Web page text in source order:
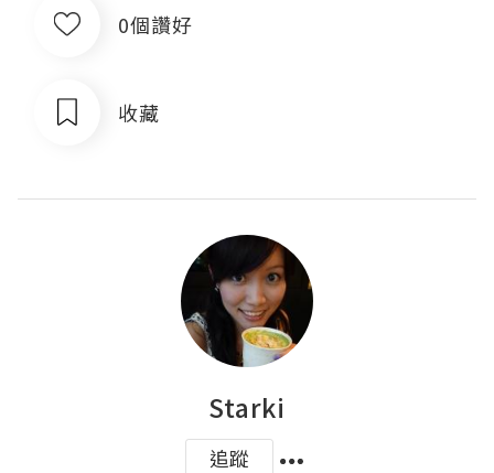
0個讚好
收藏
Starki
追蹤